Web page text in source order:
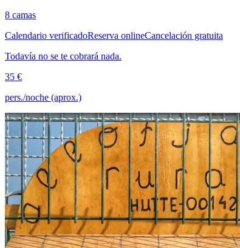
8 camas
Calendario verificadoReserva onlineCancelación gratuita
Todavía no se te cobrará nada.
35 €
pers./noche (aprox.)